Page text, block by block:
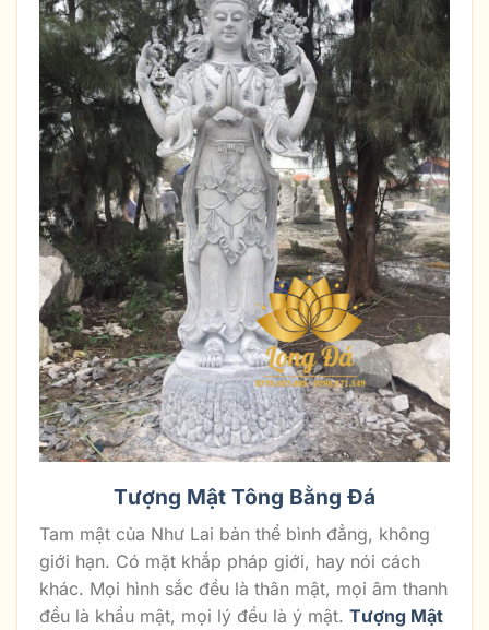
Tượng Mật Tông Bằng Đá
Tam mật của Như Lai bản thể bình đẳng, không
giới hạn. Có mặt khắp pháp giới, hay nói cách
khác. Mọi hình sắc đều là thân mật, mọi âm thanh
đều là khẩu mật, mọi lý đều là ý mật. Tượng Mật